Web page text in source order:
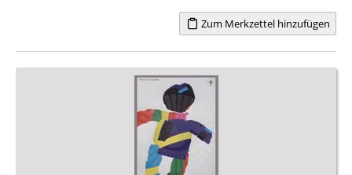
Zum Merkzettel hinzufügen